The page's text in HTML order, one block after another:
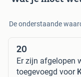
De onderstaande
20
Er zijn afgelopen
toegevoegd voor